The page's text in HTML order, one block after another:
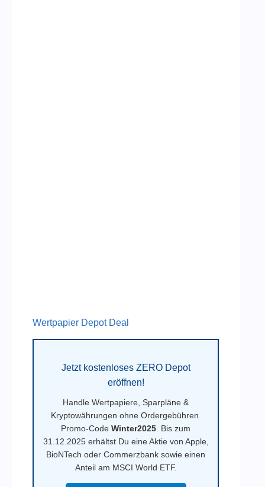
Wertpapier Depot Deal
Jetzt kostenloses ZERO Depot
eröffnen!
Handle Wertpapiere, Sparpläne &
Kryptowährungen ohne Ordergebühren.
Promo-CodeWinter2025 . Bis zum
31.12.2025 erhältst Du eine Aktie von Apple,
BioNTech oder Commerzbank sowie einen
Anteil am MSCI World ETF.